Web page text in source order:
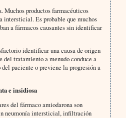
Muchos productos farmacéuticos
intersticial. Es probable que muchos
a fármacos causantes sin identificar
identificar una causa de origen
del tratamiento a menudo conduce a
paciente o previene la progresión a
e insidiosa
del fármaco amiodarona son
neumonía intersticial, infiltración